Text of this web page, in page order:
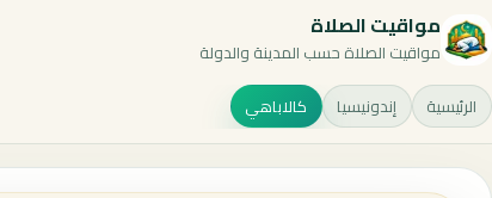
مواقيت الصلاة
مواقيت الصلاة حسب المدينة والدولة
الرئيسية إندونيسيا كالاباهي